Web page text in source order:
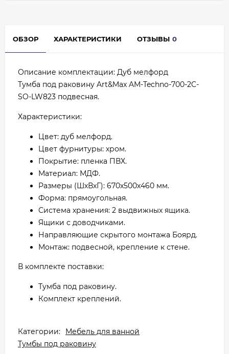
ОБЗОР ХАРАКТЕРИСТИКИ ОТЗЫВЫ 0
Описание комплектации: Дуб мелфорд
Тумба под раковину Art&Max AM-Techno-700-2C-
SO-LW823 подвесная.
Характеристики:
Цвет: дуб мелфорд.
Цвет фурнитуры: хром.
Покрытие: пленка ПВХ.
Материал: МДФ.
Размеры (ШхВхГ): 670х500х460 мм.
Форма: прямоугольная.
Система хранения: 2 выдвижных ящика.
Ящики с доводчиками.
Направляющие скрытого монтажа Боярд.
Монтаж: подвесной, крепление к стене.
В комплекте поставки:
Тумба под раковину.
Комплект креплений.
Категории:
Мебель для ванной
Тумбы под раковину